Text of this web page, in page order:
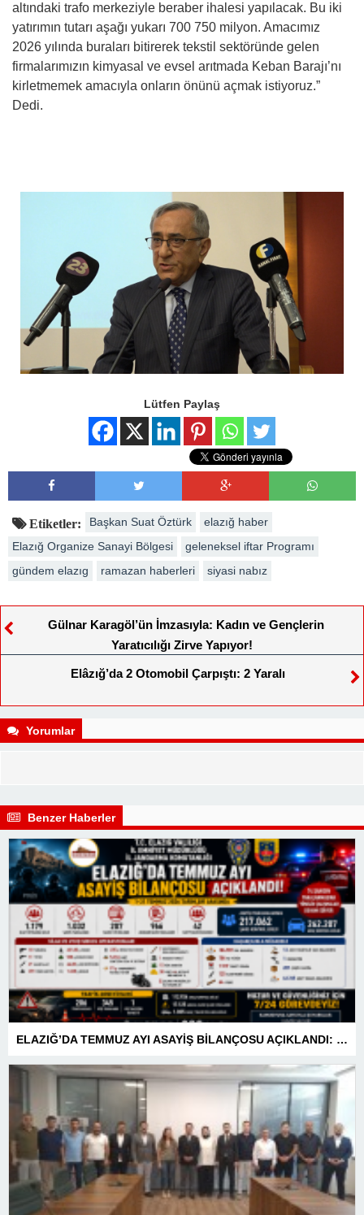
altındaki trafo merkeziyle beraber ihalesi yapılacak. Bu iki
yatırımın tutarı aşağı yukarı 700 750 milyon. Amacımız
2026 yılında buraları bitirerek tekstil sektöründe gelen
firmalarımızın kimyasal ve evsel arıtmada Keban Barajı’nı
kirletmemek amacıyla onların önünü açmak istiyoruz.”
Dedi.
Lütfen Paylaş
Etiketler: Başkan Suat Öztürk
elazığ haber
Elazığ Organize Sanayi Bölgesi
geleneksel iftar Programı
gündem elazıg
ramazan haberleri siyasi nabız
Gülnar Karagöl’ün İmzasıyla: Kadın ve Gençlerin
Yaratıcılığı Zirve Yapıyor!
Elâzığ’da 2 Otomobil Çarpıştı: 2 Yaralı
Yorumlar
Benzer Haberler
ELAZIĞ’DA TEMMUZ AYI ASAYİŞ BİLANÇOSU AÇIKLANDI: 1 AYDA 1.032 ŞAHIS YAKALANDI, 207 TUTUKLAMA